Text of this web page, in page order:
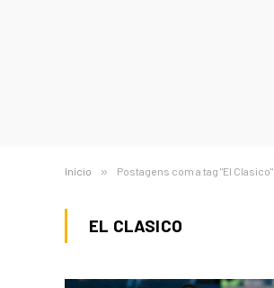
Início » Postagens com a tag "El Clasico"
EL CLASICO